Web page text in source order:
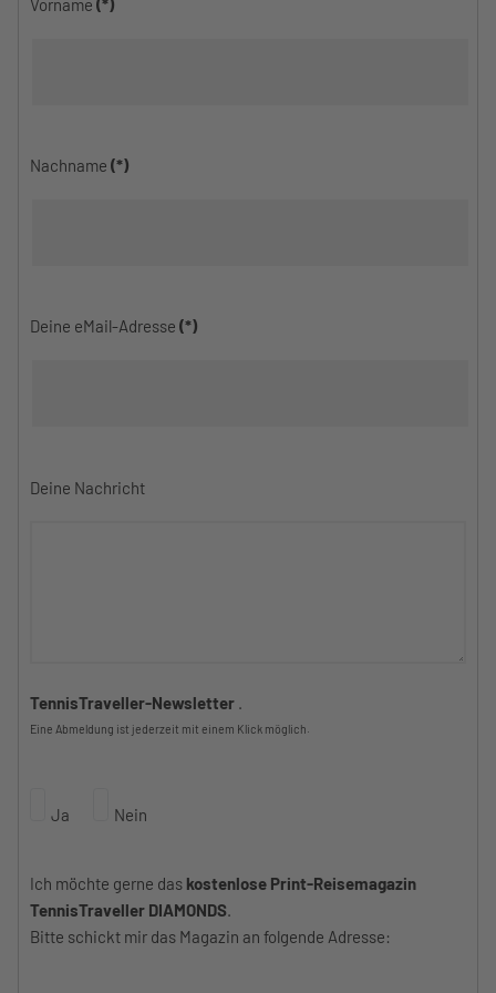
Vorname (*)
Nachname (*)
Deine eMail-Adresse (*)
Deine Nachricht
TennisTraveller-Newsletter .
Eine Abmeldung ist jederzeit mit einem Klick möglich.
Ja Nein
Ich möchte gerne das kostenlose Print-Reisemagazin
TennisTraveller DIAMONDS.
Bitte schickt mir das Magazin an folgende Adresse: